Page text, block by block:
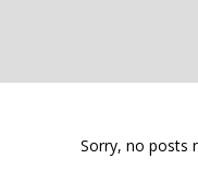
Sorry, no posts